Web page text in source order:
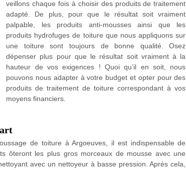
veillons chaque fois à choisir des produits de traitement
adapté. De plus, pour que le résultat soit vraiment
palpable, les produits anti-mousses ainsi que les
produits hydrofuges de toiture que nous appliquons sur
une toiture sont toujours de bonne qualité. Osez
dépenser plus pour que le résultat soit vraiment à la
hauteur de vos exigences ! Quoi qu’il en soit, nous
pouvons nous adapter à votre budget et opter pour des
produits de traitement de toiture correspondant à vos
moyens financiers.
de toiture à Argoeuves, il est indispensable de
ôteront les plus gros morceaux de mousse avec une
avec un nettoyeur à basse pression. Après cela,